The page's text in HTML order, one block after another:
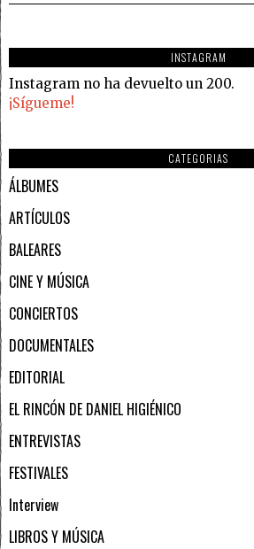
INSTAGRAM
Instagram no ha devuelto un 200.
¡Sígueme!
CATEGORIAS
ÁLBUMES
ARTÍCULOS
BALEARES
CINE Y MÚSICA
CONCIERTOS
DOCUMENTALES
EDITORIAL
EL RINCÓN DE DANIEL HIGIÉNICO
ENTREVISTAS
FESTIVALES
Interview
LIBROS Y MÚSICA